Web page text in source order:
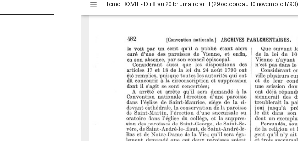
s
Tome LXXVIII - Du 8 au 20 brumaire an II (29 octobre au 10 novembre 1793)